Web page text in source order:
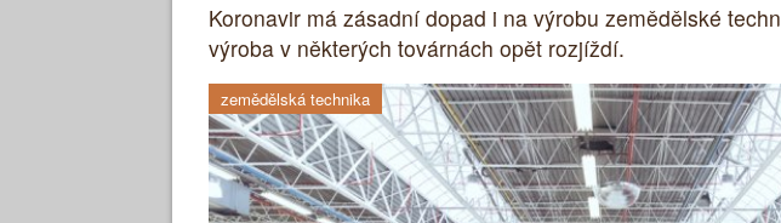
Koronavir má zásadní dopad i na výrobu zemědělské
výroba v některých továrnách opět rozjíždí.
zemědělská technika